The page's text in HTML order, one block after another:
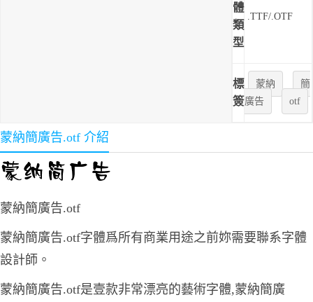
體
類
型
.TTF/.OTF
標
簽
蒙納
簡
廣告
otf
蒙納簡廣告.otf 介紹
蒙納簡廣告.otf
蒙納簡廣告.otf字體爲所有商業用途之前妳需要聯系字體
設計師。
蒙納簡廣告.otf是壹款非常漂亮的藝術字體,蒙納簡廣